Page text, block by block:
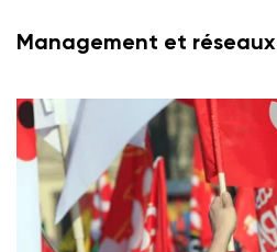
Management et réseaux